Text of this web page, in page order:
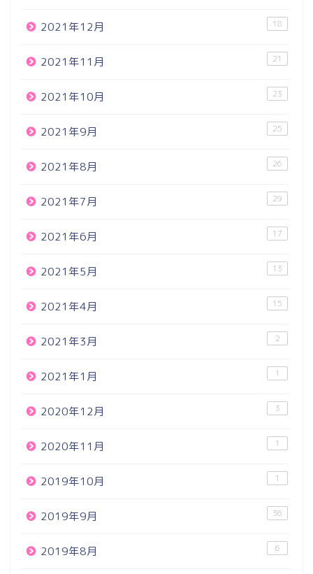
2021年12月 18
2021年11月 21
2021年10月 23
2021年9月 25
2021年8月 26
2021年7月 29
2021年6月 17
2021年5月 13
2021年4月 15
2021年3月 2
2021年1月 1
2020年12月 3
2020年11月 1
2019年10月 1
2019年9月 36
2019年8月 6